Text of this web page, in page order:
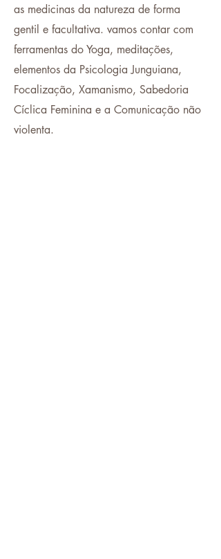
as medicinas da natureza de forma
gentil e facultativa. vamos contar com
ferramentas do Yoga, meditações,
elementos da Psicologia Junguiana,
Focalização, Xamanismo, Sabedoria
Cíclica Feminina e a Comunicação não
violenta.